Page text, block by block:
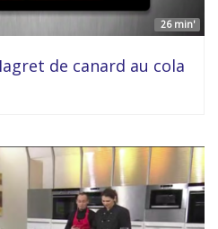
26 min'
de canard au cola